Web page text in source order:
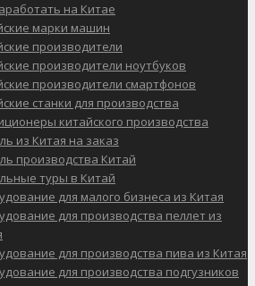
на Китае
марки машин
производители
производители ноутбуков
производители смартфонов
станки для производства
китайского производства
из Китая на заказ
производства Китай
туры в Китай
для малого бизнеса из Китая
для производства пеллет из
для производства пива из Китая
для производства подгузников